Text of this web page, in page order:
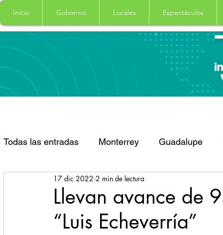
Inicio Gobierno Locales Espectáculos
Todas las entradas Monterrey Guadalupe
Santa Catarina San Pedro Garza Garcia
Espectaculos Clima Principal Salud
Llevan avance de
“Luis Echeverría”
17 dic 2022 2 min de lectura